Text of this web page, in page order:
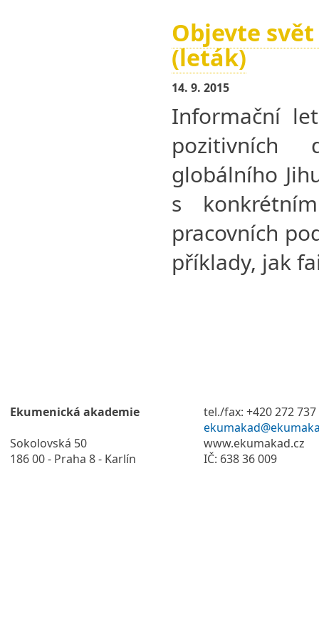
Objevte
(leták)
14. 9. 2015
Informační
pozitivních
globálního
s
pracovních
příklady, jak
Ekumenická akademie
Sokolovská 50
186 00 - Praha 8 - Karlín
tel./fax: +420 272 737
www.ekumakad.cz
IČ: 638 36 009